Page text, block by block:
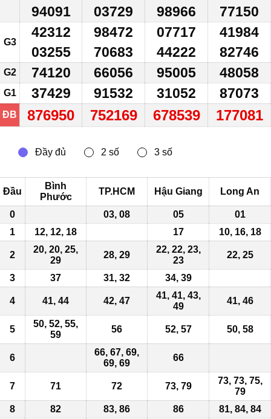
94091
03729
98966
77150
G3
42312
03255
98472
70683
07717
44222
41984
82746
G2 74120 66056 95005 48058
G1 37429 91532 31052 87073
ĐB 876950 752169 678539 177081
Đầu
Bình
Phước
TP.HCM Hậu Giang Long An
0 03, 08 05
01
1
12, 12, 18 17 10, 16, 18
2
20, 20, 25,
29
28, 29
22, 22, 23,
23
22, 25
3 37 31, 32 34, 39
4 41, 44 42, 47
41, 41, 43,
49
41, 46
5
50, 52, 55,
59
56 52, 57 50, 58
6
66, 67, 69,
69, 69
66
7 71 72 73, 79
73, 73, 75,
79
8
82 83, 86 86 81, 84, 84